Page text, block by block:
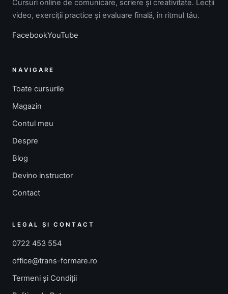
Cursuri online de comunicare, scriere și creativitate. Lecții
video, exerciții practice și evaluare finală, în ritmul tău.
FacebookYouTube
NAVIGARE
Toate cursurile
Magazin
Contul meu
Despre
Blog
Devino instructor
Contact
LEGAL ȘI CONTACT
0722 453 554
office@trans-formare.ro
Termeni și Condiții